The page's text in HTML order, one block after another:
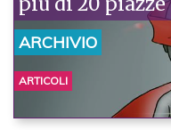
ARCHIVIO
ARTICOLI